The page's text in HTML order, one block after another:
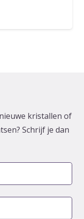
kristallen of
Schrijf je dan